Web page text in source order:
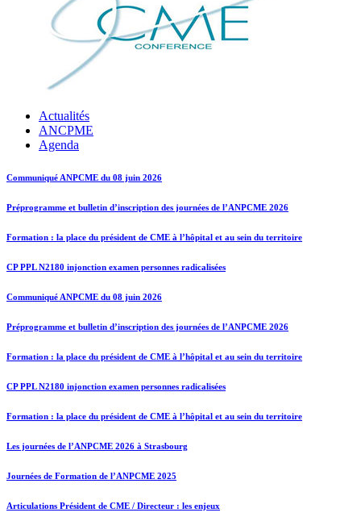
Actualités
ANCPME
Agenda
Communiqué ANPCME du 08 juin 2026
Préprogramme et bulletin d’inscription des journées de l’ANPCME 2026
Formation : la place du président de CME à l’hôpital et au sein du territoire
CP PPL N2180 injonction examen personnes radicalisées
Communiqué ANPCME du 08 juin 2026
Préprogramme et bulletin d’inscription des journées de l’ANPCME 2026
Formation : la place du président de CME à l’hôpital et au sein du territoire
CP PPL N2180 injonction examen personnes radicalisées
Formation : la place du président de CME à l’hôpital et au sein du territoire
Les journées de l’ANPCME 2026 à Strasbourg
Journées de Formation de l’ANPCME 2025
Articulations Président de CME / Directeur : les enjeux